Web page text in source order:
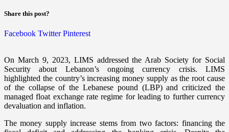
Share this post?
Facebook Twitter Pinterest
On March 9, 2023, LIMS addressed the Arab Society for Social
Security about Lebanon’s ongoing currency crisis. LIMS
highlighted the country’s increasing money supply as the root cause
of the collapse of the Lebanese pound (LBP) and criticized the
managed float exchange rate regime for leading to further currency
devaluation and inflation.
The money supply increase stems from two factors: financing the